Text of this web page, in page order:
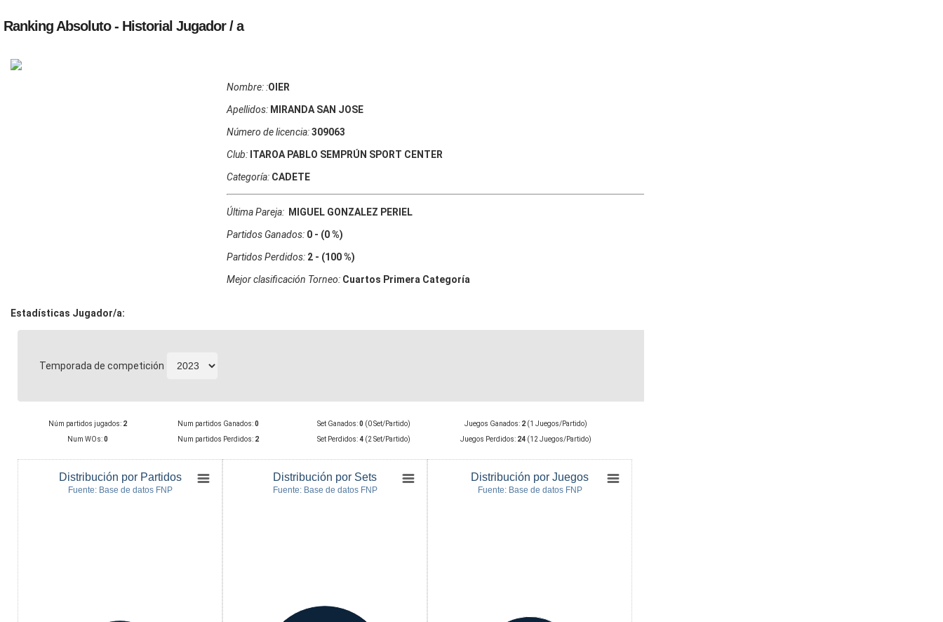
Ranking Absoluto - Historial Jugador / a
Nombre: :OIER
Apellidos: MIRANDA SAN JOSE
Número de licencia:309063
Club: ITAROA PABLO SEMPRÚN SPORT CENTER
Categoría: CADETE
Última Pareja: MIGUEL GONZALEZ PERIEL
Partidos Ganados: 0 - (0 %)
Partidos Perdidos: 2 - (100 %)
Mejor clasificación Torneo: Cuartos Primera Categoría
Estadísticas Jugador/a:
Temporada de competición
Núm partidos jugados: 2
Num WOs:0
Num partidos Ganados:0
Num partidos Perdidos: 2
Set Ganados:0 (0 Set/Partido)
Set Perdidos:4 (2 Set/Partido)
Juegos Ganados: 2(1 Juegos/Partido)
Juegos Perdidos: 24(12 Juegos/Partido)
Distribución por Partidos
Fuente: Base de datos FNP
Distribución por Sets
Fuente: Base de datos FNP
Distribución por Juegos
Fuente: Base de datos FNP